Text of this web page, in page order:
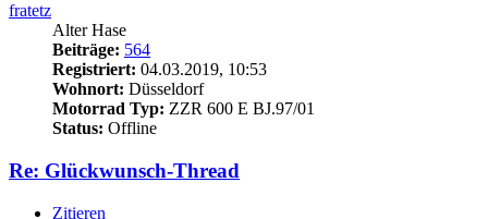
fratetz
Alter Hase
Beiträge: 564
Registriert: 04.03.2019, 10:53
Wohnort: Düsseldorf
Motorrad Typ: ZZR 600 E BJ.97/01
Status: Offline
Re: Glückwunsch-Thread
Zitieren